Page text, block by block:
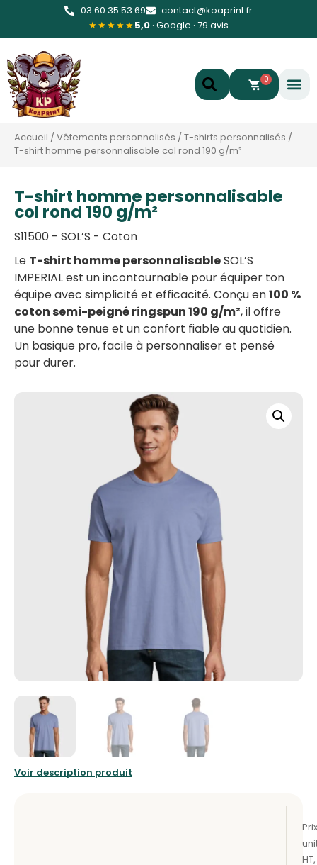
03 60 35 53 69
contact@koaprint.fr
★★★★★5,0 · Google · 79 avis
0
Accueil /Vêtements personnalisés /T-shirts personnalisés /
T-shirt homme personnalisable col rond 190 g/m²
T-shirt homme personnalisable
col rond 190 g/m²
S11500 - SOL’S - Coton
Le T-shirt homme personnalisableSOL’S
IMPERIAL est un incontournable pour équiper ton
équipe avec simplicité et efficacité. Conçu en100 %
coton semi-peigné ringspun 190 g/m², il offre
une bonne tenue et un confort fiable au quotidien.
Un basique pro, facile à personnaliser et pensé
pour durer.
Voir description produit